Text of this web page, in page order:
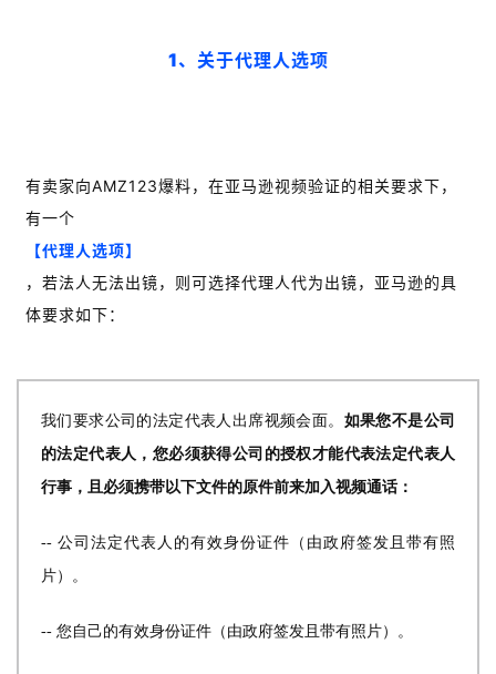
1、关于代理人选项
有卖家向AMZ123爆料，在亚马逊视频验证的相关要求下，
有一个
【代理人选项】
，若法人无法出镜，则可选择代理人代为出镜，亚马逊的具
体要求如下：
我们要求公司的法定代表人出席视频会面。 如果您不是公司
的法定代表人，您必须获得公司的授权才能代表法定代表人
行事，且必须携带以下文件的原件前来加入视频通话：
-- 公司法定代表人的有效身份证件（由政府签发且带有照
片）。
-- 您自己的有效身份证件（由政府签发且带有照片）。